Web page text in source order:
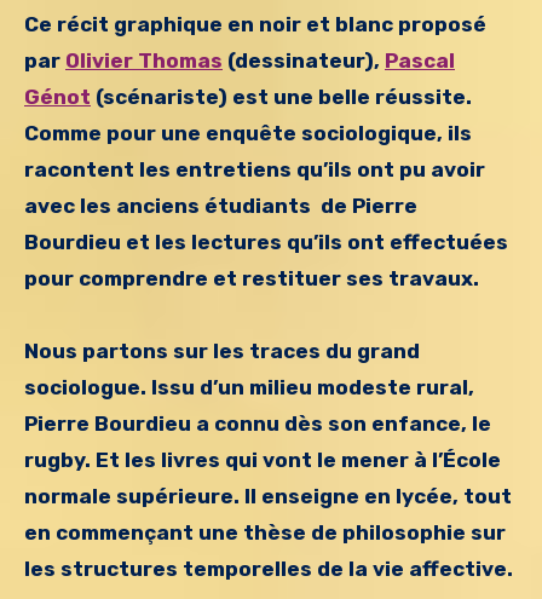
Ce récit graphique en noir et blanc proposé
par Olivier Thomas (dessinateur), Pascal
Génot (scénariste) est une belle réussite.
Comme pour une enquête sociologique, ils
racontent les entretiens qu’ils ont pu avoir
avec les anciens étudiants de Pierre
Bourdieu et les lectures qu’ils ont effectuées
pour comprendre et restituer ses travaux.
Nous partons sur les traces du grand
sociologue. Issu d’un milieu modeste rural,
Pierre Bourdieu a connu dès son enfance, le
rugby. Et les livres qui vont le mener à l’École
normale supérieure. Il enseigne en lycée, tout
en commençant une thèse de philosophie sur
les structures temporelles de la vie affective.